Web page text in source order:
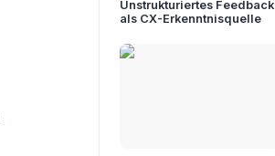
Unstrukturiertes Feedback
als CX-Erkenntnisquelle